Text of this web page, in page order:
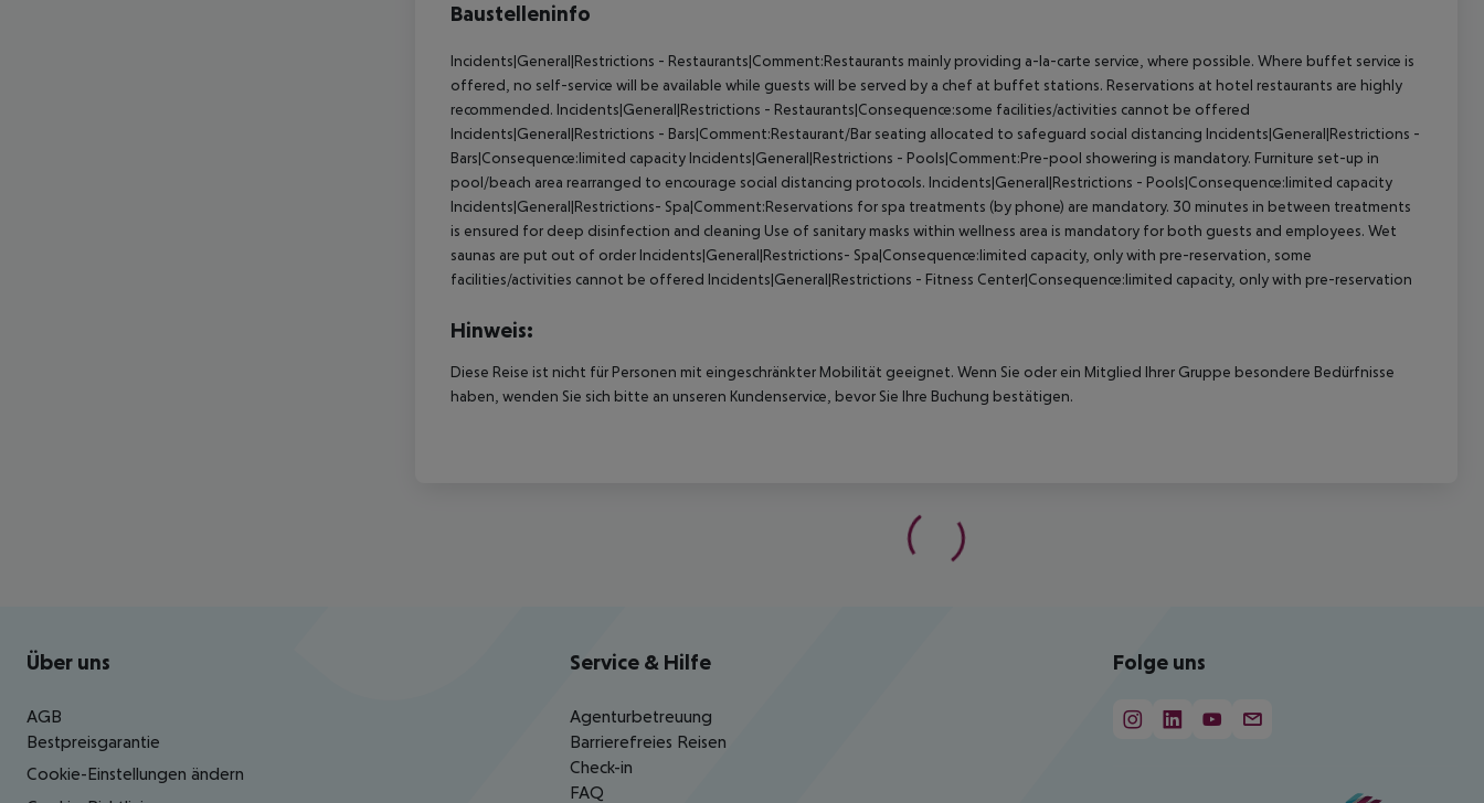
Baustelleninfo
Incidents|General|Restrictions - Restaurants|Comment:Restaurants mainly providing a-la-carte service, where possible. Where buffet service is
offered, no self-service will be available while guests will be served by a chef at buffet stations. Reservations at hotel restaurants are highly
recommended. Incidents|General|Restrictions - Restaurants|Consequence:some facilities/activities cannot be offered
Incidents|General|Restrictions - Bars|Comment:Restaurant/Bar seating allocated to safeguard social distancing Incidents|General|Restrictions -
Bars|Consequence:limited capacity Incidents|General|Restrictions - Pools|Comment:Pre-pool showering is mandatory. Furniture set-up in
pool/beach area rearranged to encourage social distancing protocols. Incidents|General|Restrictions - Pools|Consequence:limited capacity
Incidents|General|Restrictions- Spa|Comment:Reservations for spa treatments (by phone) are mandatory. 30 minutes in between treatments
is ensured for deep disinfection and cleaning Use of sanitary masks within wellness area is mandatory for both guests and employees. Wet
saunas are put out of order Incidents|General|Restrictions- Spa|Consequence:limited capacity, only with pre-reservation, some
facilities/activities cannot be offered Incidents|General|Restrictions - Fitness Center|Consequence:limited capacity, only with pre-reservation
Hinweis:
Diese Reise ist nicht für Personen mit eingeschränkter Mobilität geeignet. Wenn Sie oder ein Mitglied Ihrer Gruppe besondere Bedürfnisse
haben, wenden Sie sich bitte an unseren Kundenservice, bevor Sie Ihre Buchung bestätigen.
Footer navigation
Über uns
AGB
Bestpreisgarantie
Cookie-Einstellungen ändern
Service & Hilfe
Agenturbetreuung
Barrierefreies Reisen
Check-in
FAQ
Folge uns